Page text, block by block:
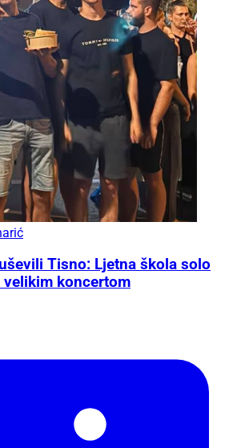
Tisno: Ljetna škola solo
koncertom